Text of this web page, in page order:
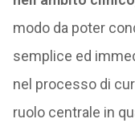
modo da poter
semplice ed
nel processo di
ruolo centrale in